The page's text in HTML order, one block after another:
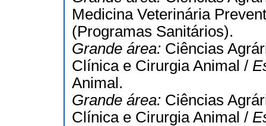
Medicina Veterinária
(Programas Sanitários).
Grande área: Ciências
Clínica e Cirurgia Animal /
Animal.
Grande área: Ciências
Clínica e Cirurgia Animal /